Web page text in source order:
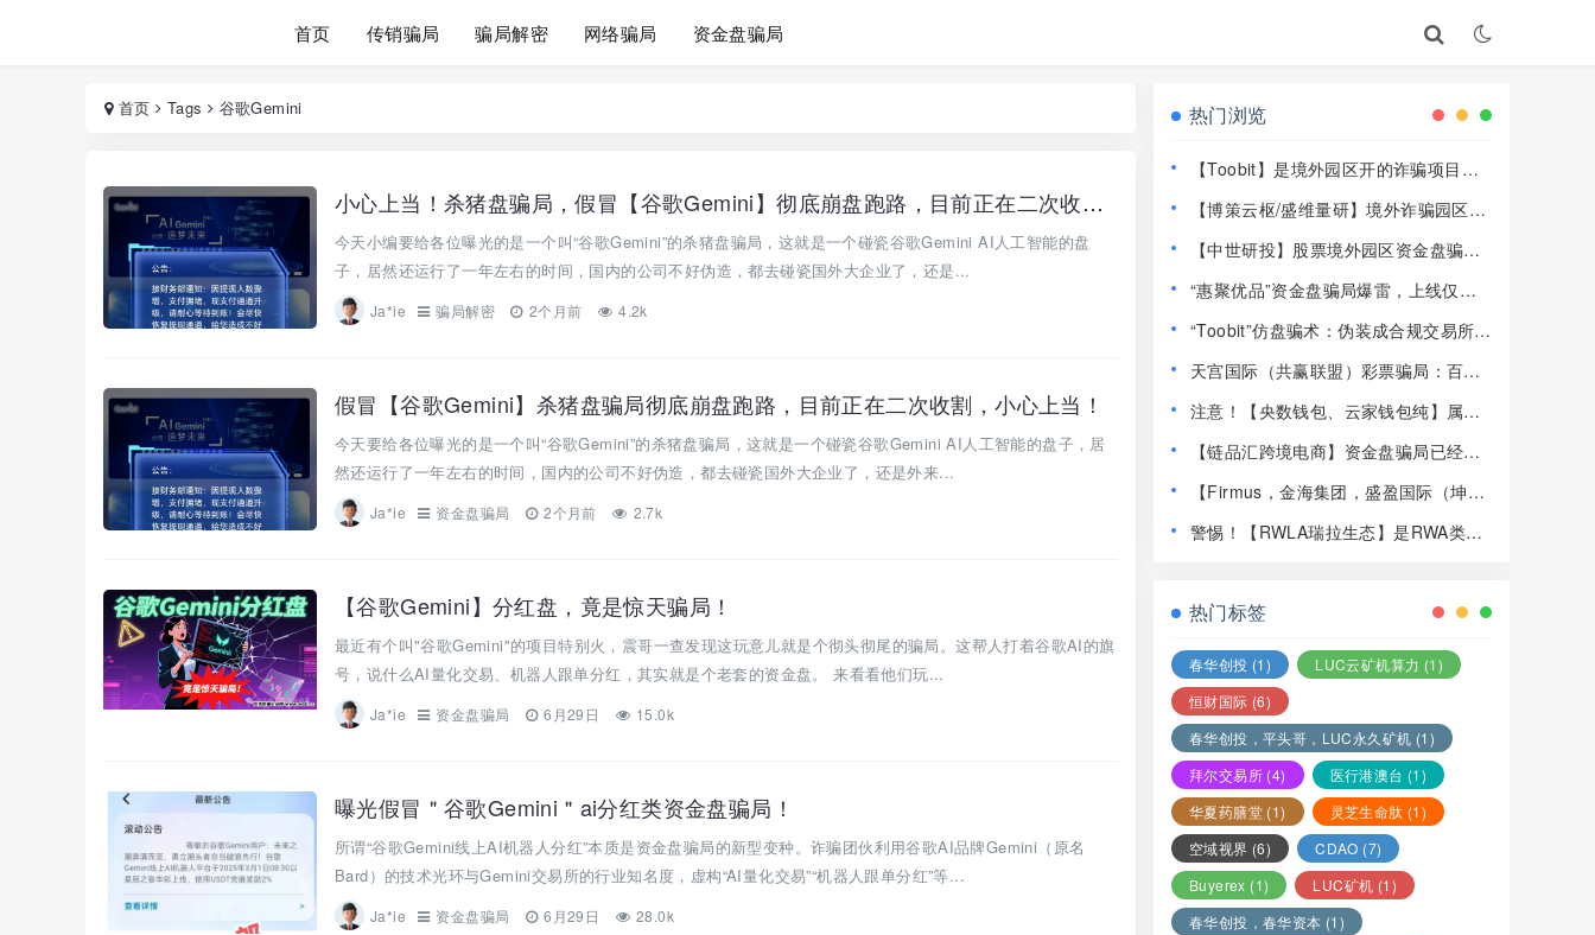
首页 传销骗局 骗局解密 网络骗局 资金盘骗局
首页 Tags 谷歌Gemini
小心上当！杀猪盘骗局，假冒【谷歌Gemini】彻底崩盘跑路，目前正在二次收割。
今天小编要给各位曝光的是一个叫“谷歌Gemini”的杀猪盘骗局，这就是一个碰瓷谷歌Gemini AI人工智能的盘
子，居然还运行了一年左右的时间，国内的公司不好伪造，都去碰瓷国外大企业了，还是...
Ja*ie 骗局解密 2个月前 4.2k
假冒【谷歌Gemini】杀猪盘骗局彻底崩盘跑路，目前正在二次收割，小心上当！
今天要给各位曝光的是一个叫“谷歌Gemini”的杀猪盘骗局，这就是一个碰瓷谷歌Gemini AI人工智能的盘子，居
然还运行了一年左右的时间，国内的公司不好伪造，都去碰瓷国外大企业了，还是外来...
Ja*ie 资金盘骗局 2个月前 2.7k
【谷歌Gemini】分红盘，竟是惊天骗局！
最近有个叫"谷歌Gemini"的项目特别火，震哥一查发现这玩意儿就是个彻头彻尾的骗局。这帮人打着谷歌AI的旗
号，说什么AI量化交易、机器人跟单分红，其实就是个老套的资金盘。 来看看他们玩...
Ja*ie 资金盘骗局 6月29日 15.0k
曝光假冒＂谷歌Gemini＂ai分红类资金盘骗局！
所谓“谷歌Gemini线上AI机器人分红”本质是资金盘骗局的新型变种。诈骗团伙利用谷歌AI品牌Gemini（原名
Bard）的技术光环与Gemini交易所的行业知名度，虚构“AI量化交易”“机器人跟单分红”等...
Ja*ie 资金盘骗局 6月29日 28.0k
热门浏览
【Toobit】是境外园区开的诈骗项目，
【博策云枢/盛维量研】境外诈骗园区开
【中世研投】股票境外园区资金盘骗
章，高度预警，崩盘在即！
“惠聚优品”资金盘骗局爆雷，上线仅半
“Toobit”仿盘骗术：伪装成合规交易所，
骗局！
天宫国际（共赢联盟）彩票骗局：百景
型的杀猪盘，远离！
注意！【央数钱包、云家钱包纯】属民
【链品汇跨境电商】资金盘骗局已经崩
【Firmus，金海集团，盛盈国际（坤宇
局，赶紧远离！
警惕！【RWLA瑞拉生态】是RWA类资
热门标签
春华创投 (1) LUC云矿机算力 (1)
恒财国际 (6)
春华创投，平头哥，LUC永久矿机 (1)
拜尔交易所 (4) 医行港澳台 (1)
华夏药膳堂 (1) 灵芝生命肽 (1)
空域视界 (6) CDAO (7)
Buyerex (1) LUC矿机 (1)
春华创投，春华资本 (1)